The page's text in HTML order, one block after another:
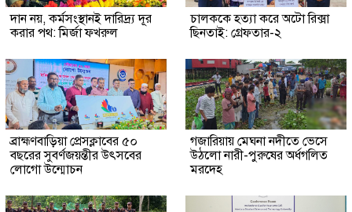
দান নয়, কর্মসংস্থানই দারিদ্র্য দূর
করার পথ: মির্জা ফখরুল
চালককে হত্যা করে অটো রিক্সা
ছিনতাই: গ্রেফতার-২
ব্রাহ্মণবাড়িয়া প্রেসক্লাবের ৫০
বছরের সুবর্ণজয়ন্তীর উৎসবের
লোগো উন্মোচন
গজারিয়ায় মেঘনা নদীতে ভেসে
উঠলো নারী-পুরুষের অর্ধগলিত
মরদেহ